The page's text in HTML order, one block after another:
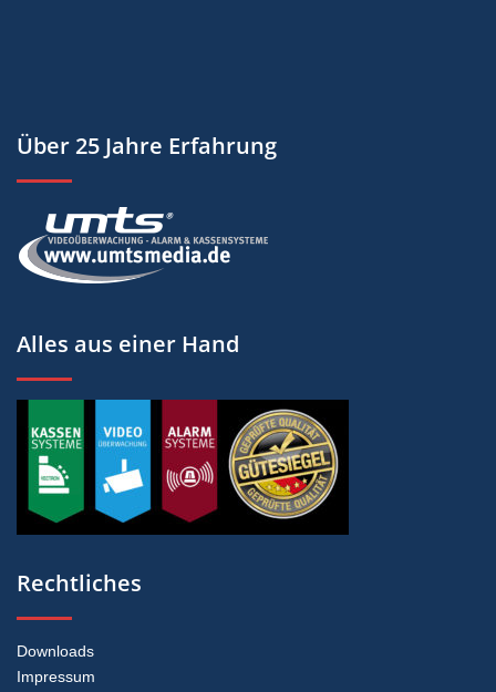
Über 25 Jahre Erfahrung
Alles aus einer Hand
Rechtliches
Downloads
Impressum